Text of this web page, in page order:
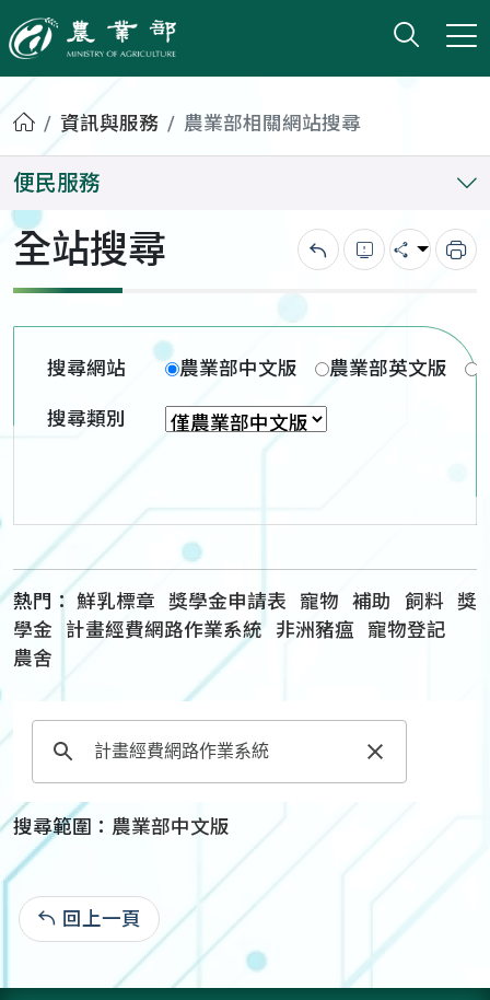
農業部
打開
小版
首頁資訊與服務 農業部相關網站搜尋
便民服務
全站搜尋 回上一頁錯誤回報
分享 列
搜尋網站 農業部中文版 農業部英文版
搜尋類別
熱門： 鮮乳標章 獎學金申請表 寵物 補助 飼料 獎
學金
計畫經費網路作業系統 非洲豬瘟
寵物登記
農舍
搜尋範圍： 農業部中文版
回上一頁